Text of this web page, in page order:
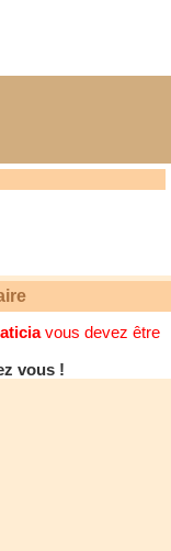
vous devez être
vous !